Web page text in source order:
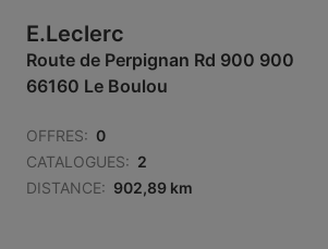
E.Leclerc
Route de Perpignan Rd 900 900
66160 Le Boulou
OFFRES: 0
CATALOGUES: 2
DISTANCE: 902,89 km